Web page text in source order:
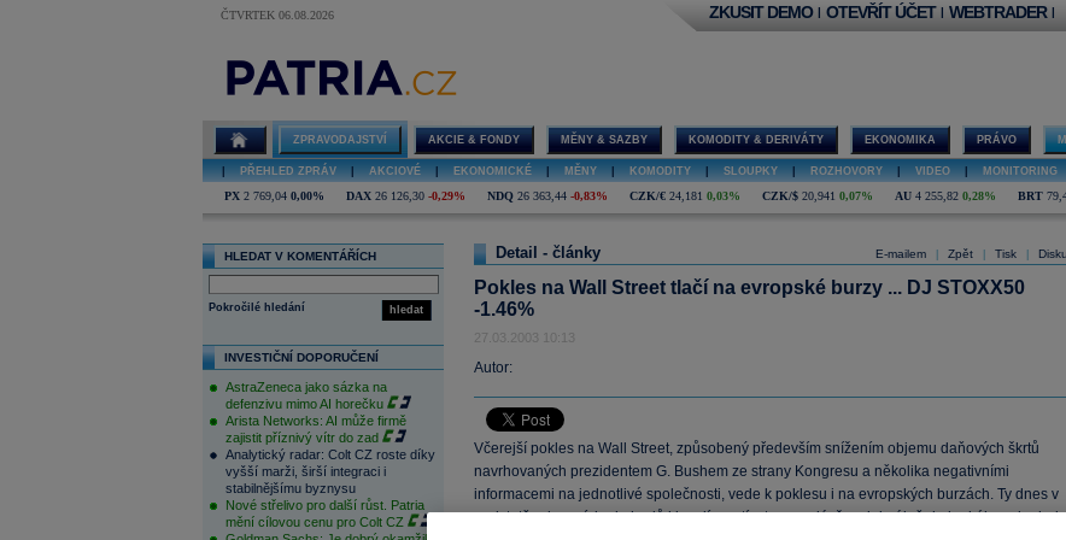
ČTVRTEK 06.08.2026 ZKUSIT DEMO | OTEVŘÍT ÚČET | WEBTRADER |
ZPRAVODAJSTVÍ AKCIE & FONDY MĚNY & SAZBY KOMODITY & DERIVÁTY EKONOMIKA PRÁVO
PŘEHLED ZPRÁV AKCIOVÉ EKONOMICKÉ MĚNY KOMODITY SLOUPKY ROZHOVORY VIDEO MONITORING
PX 2 769,04 0,00% DAX 26 126,30 -0,29% NDQ 26 363,44 -0,83% CZK/€ 24,181 0,03% CZK/$ 20,941 0,07% AU 4 255,82 0,28% BRT
HLEDAT V KOMENTÁŘÍCH
hledat
Pokročilé hledání
INVESTIČNÍ DOPORUČENÍ
AstraZeneca jako sázka na
defenzivu mimo AI horečku
Arista Networks: AI může firmě
zajistit příznivý vítr do zad
Analytický radar: Colt CZ roste díky
vyšší marži, širší integraci i
stabilnějšímu byznysu
Nové střelivo pro další růst. Patria
mění cílovou cenu pro Colt CZ
E-mailem Zpět Tisk
Detail - články
Pokles na Wall Street tlačí na evropské burzy ... DJ STOXX50
-1.46%
27.03.2003 10:13
Autor:
Včerejší pokles na Wall Street, způsobený především snížením objemu daňových škrtů
navrhovaných prezidentem G. Bushem ze strany Kongresu a několika negativními
informacemi na jednotlivé společnosti, vede k poklesu i na evropských burzách. Ty dnes v
podstatě od prvních obchodů klesají a zatím to vypadá, že minimálně do brzkého